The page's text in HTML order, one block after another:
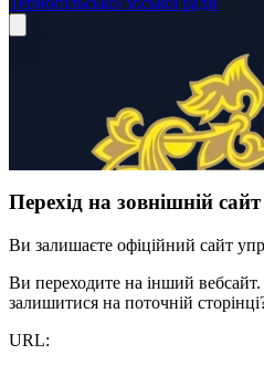
Перехід на зовнішній сайт
Ви залишаєте офіційний сайт
Ви переходите на інший
залишитися на поточній
URL: